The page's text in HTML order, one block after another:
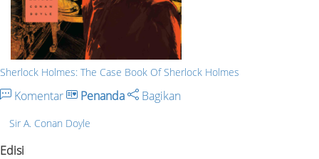
Sherlock Holmes: The Case Book Of Sherlock Holmes
Komentar Penanda Bagikan
Sir A. Conan Doyle
Edisi